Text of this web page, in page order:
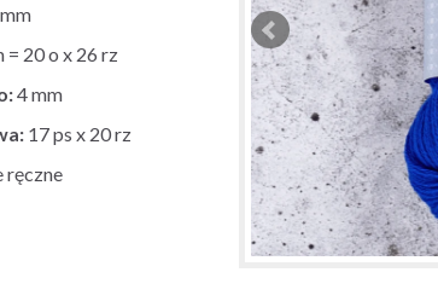
= 20 o x 26 rz
4 mm
17 ps x 20 rz
ręczne